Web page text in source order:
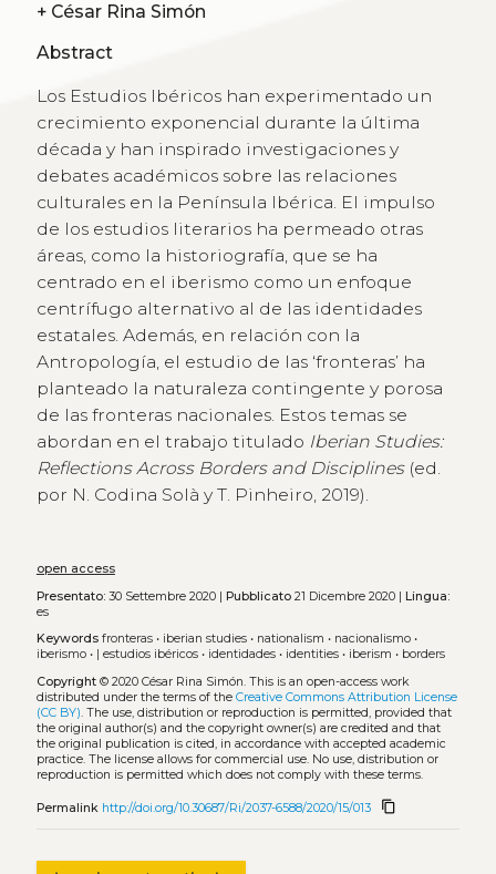
+
César Rina Simón
Abstract
Los Estudios Ibéricos han experimentado un
crecimiento exponencial durante la última
década y han inspirado investigaciones y
debates académicos sobre las relaciones
culturales en la Península Ibérica. El impulso
de los estudios literarios ha permeado otras
áreas, como la historiografía, que se ha
centrado en el iberismo como un enfoque
centrífugo alternativo al de las identidades
estatales. Además, en relación con la
Antropología, el estudio de las ‘fronteras’ ha
planteado la naturaleza contingente y porosa
de las fronteras nacionales. Estos temas se
abordan en el trabajo titulado Iberian Studies:
Reflections Across Borders and Disciplines(ed.
por N. Codina Solà y T. Pinheiro, 2019).
open access
Presentato:30 Settembre 2020 | Pubblicato21 Dicembre 2020 | Lingua:
es
Keywords fronteras• iberian studies• nationalism • nacionalismo•
iberismo• | estudios ibéricos• identidades• identities• iberism • borders
Copyright© 2020 César Rina Simón. This is an open-access work
distributed under the terms of the Creative Commons Attribution License
(CC BY). The use, distribution or reproduction is permitted, provided that
the original author(s) and the copyright owner(s) are credited and that
the original publication is cited, in accordance with accepted academic
practice. The license allows for commercial use. No use, distribution or
reproduction is permitted which does not comply with these terms.
Permalink http://doi.org/10.30687/Ri/2037-6588/2020/15/013 content_copy